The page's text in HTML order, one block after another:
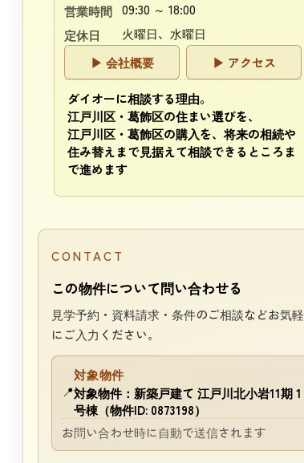
営業時間 09:30 ～ 18:00
定休日
火曜日、水曜日
▶ 会社概要
▶ アクセス
ダイオーに相談する理由。
江戸川区・葛飾区の住まい選びを、
江戸川区・葛飾区の購入を、将来の相続や
住み替えまで見据えて相談できるところま
で進めます
CONTACT
この物件について問い合わせる
見学予約・資料請求・条件のご相談などお気軽
にご入力ください。
📍
対象物件
対象物件：新築戸建て 江戸川北小岩11期 1
号棟（物件ID: 0873198）
お問い合わせ時に自動で送信されます